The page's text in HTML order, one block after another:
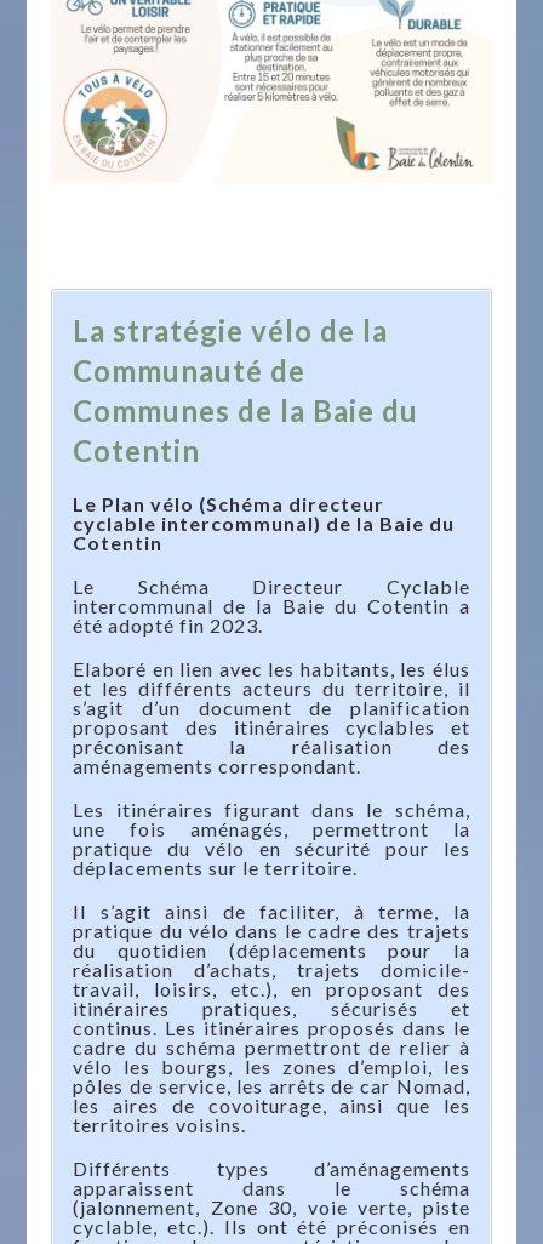
La stratégie vélo de la
Communauté de
Communes de la Baie du
Cotentin
Le Plan vélo (Schéma directeur
cyclable intercommunal) de la Baie du
Cotentin
Le Schéma Directeur Cyclable
intercommunal de la Baie du Cotentin a
été adopté fin 2023.
Elaboré en lien avec les habitants, les élus
et les différents acteurs du territoire, il
s’agit d’un document de planification
proposant des itinéraires cyclables et
préconisant la réalisation des
aménagements correspondant.
Les itinéraires figurant dans le schéma,
une fois aménagés, permettront la
pratique du vélo en sécurité pour les
déplacements sur le territoire.
Il s’agit ainsi de faciliter, à terme, la
pratique du vélo dans le cadre des trajets
du quotidien (déplacements pour la
réalisation d’achats, trajets domicile-
travail, loisirs, etc.), en proposant des
itinéraires pratiques, sécurisés et
continus. Les itinéraires proposés dans le
cadre du schéma permettront de relier à
vélo les bourgs, les zones d’emploi, les
pôles de service, les arrêts de car Nomad,
les aires de covoiturage, ainsi que les
territoires voisins.
Différents types d’aménagements
apparaissent dans le schéma
(jalonnement, Zone 30, voie verte, piste
cyclable, etc.). Ils ont été préconisés en